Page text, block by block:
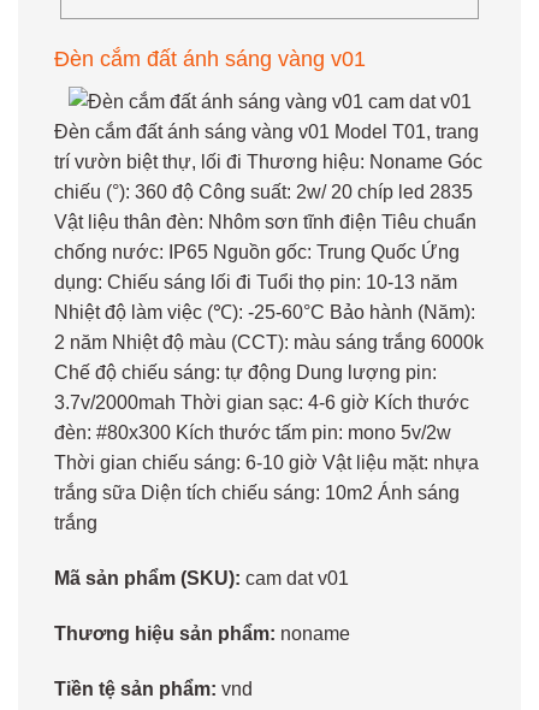
Đèn cắm đất ánh sáng vàng v01
Đèn cắm đất ánh sáng vàng v01 Model T01, trang
trí vườn biệt thự, lối đi Thương hiệu: Noname Góc
chiếu (°): 360 độ Công suất: 2w/ 20 chíp led 2835
Vật liệu thân đèn: Nhôm sơn tĩnh điện Tiêu chuẩn
chống nước: IP65 Nguồn gốc: Trung Quốc Ứng
dụng: Chiếu sáng lối đi Tuổi thọ pin: 10-13 năm
Nhiệt độ làm việc (℃): -25-60°C Bảo hành (Năm):
2 năm Nhiệt độ màu (CCT): màu sáng trắng 6000k
Chế độ chiếu sáng: tự động Dung lượng pin:
3.7v/2000mah Thời gian sạc: 4-6 giờ Kích thước
đèn: #80x300 Kích thước tấm pin: mono 5v/2w
Thời gian chiếu sáng: 6-10 giờ Vật liệu mặt: nhựa
trắng sữa Diện tích chiếu sáng: 10m2 Ánh sáng
trắng
Mã sản phẩm (SKU): cam dat v01
Thương hiệu sản phẩm: noname
Tiền tệ sản phẩm: vnd